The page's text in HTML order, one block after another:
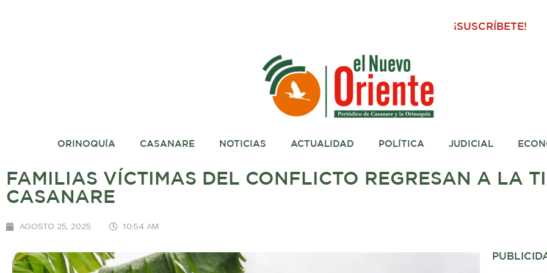
¡SUSCRÍBETE!
ORINOQUÍA CASANARE NOTICIAS ACTUALIDAD POLÍTICA JUDICIAL
FAMILIAS VÍCTIMAS DEL CONFLICTO REGRESAN A LA
CASANARE
AGOSTO 25, 2025 10:54 AM